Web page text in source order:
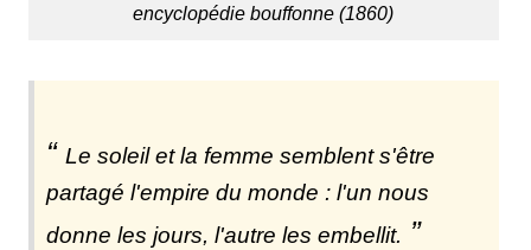
encyclopédie bouffonne (1860)
Le soleil et la femme semblent s'être
partagé l'empire du monde : l'un nous
donne les jours, l'autre les embellit.